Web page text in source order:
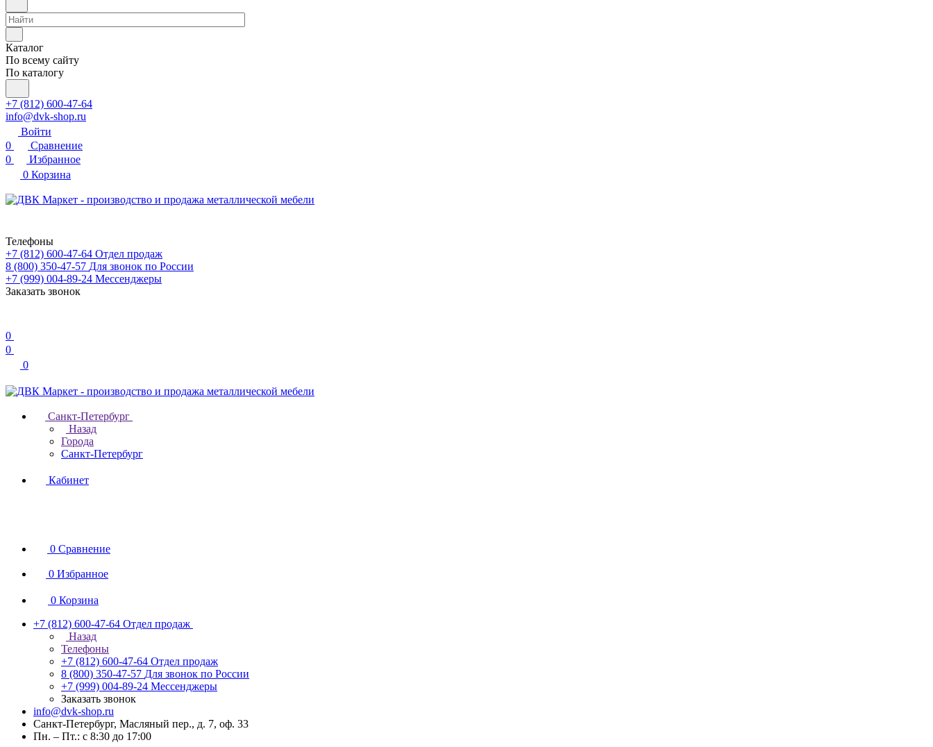
Каталог
По всему сайту
По каталогу
+7 (812) 600-47-64
info@dvk-shop.ru
Войти
0
Сравнение
0
Избранное
0 Корзина
Телефоны
+7 (812) 600-47-64 Отдел продаж
8 (800) 350-47-57 Для звонок по России
+7 (999) 004-89-24 Мессенджеры
Заказать звонок
0
0
0
Санкт-Петербург
Назад
Города
Санкт-Петербург
Кабинет
0 Сравнение
0 Избранное
0 Корзина
+7 (812) 600-47-64 Отдел продаж
Назад
Телефоны
+7 (812) 600-47-64 Отдел продаж
8 (800) 350-47-57 Для звонок по России
+7 (999) 004-89-24 Мессенджеры
Заказать звонок
info@dvk-shop.ru
Санкт-Петербург, Масляный пер., д. 7, оф. 33
Пн. – Пт.: с 8:30 до 17:00